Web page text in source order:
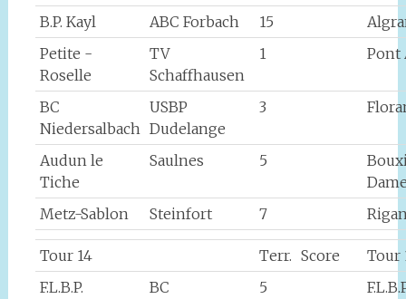
B.P. Kayl ABC Forbach 15
Petite -
Roselle
TV
Schaffhausen
1 Pont
BC
Niedersalbach
USBP
Dudelange
3
Audun le
Tiche
Saulnes 5
Metz-Sablon
Steinfort 7
Tour 14 Terr. Score
Tour
F.L.B.P.
BC
5